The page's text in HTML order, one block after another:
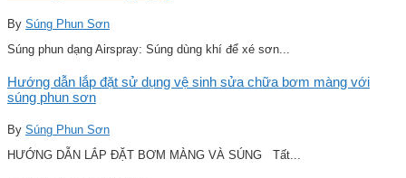
By Súng Phun Sơn
Súng phun dạng Airspray: Súng dùng khí để xé sơn...
Hướng dẫn lắp đặt sử dụng vệ sinh sửa chữa bơm màng với
súng phun sơn
By Súng Phun Sơn
HƯỚNG DẪN LẮP ĐẶT BƠM MÀNG VÀ SÚNG Tất...